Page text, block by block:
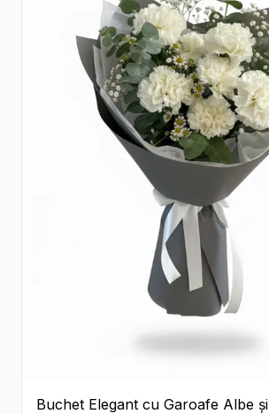
Buchet Elegant cu Garoafe Albe și